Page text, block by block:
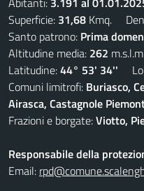
Superficie: 31,68 Kmq.
Santo patrono: Prima
Altitudine media: 262
Latitudine:44° 53' 34''
Comuni limitrofi: Buriasco,
Airasca, Castagnole
Frazioni e borgate:Viotto,
Responsabile della
Email: